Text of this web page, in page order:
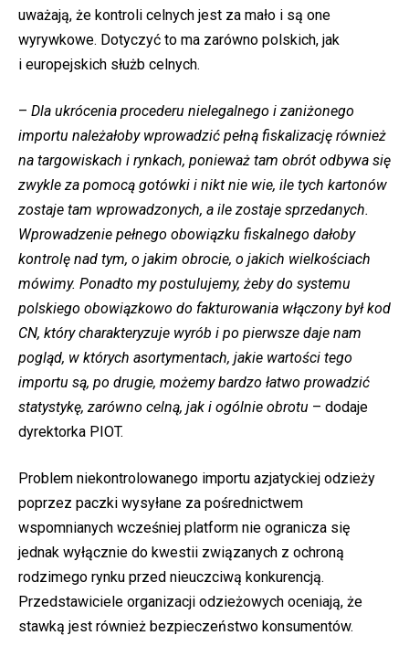
uważają, że kontroli celnych jest za mało i są one
wyrywkowe. Dotyczyć to ma zarówno polskich, jak
i europejskich służb celnych.
– Dla ukrócenia procederu nielegalnego i zaniżonego
importu należałoby wprowadzić pełną fiskalizację również
na targowiskach i rynkach, ponieważ tam obrót odbywa się
zwykle za pomocą gotówki i nikt nie wie, ile tych kartonów
zostaje tam wprowadzonych, a ile zostaje sprzedanych.
Wprowadzenie pełnego obowiązku fiskalnego dałoby
kontrolę nad tym, o jakim obrocie, o jakich wielkościach
mówimy. Ponadto my postulujemy, żeby do systemu
polskiego obowiązkowo do fakturowania włączony był kod
CN, który charakteryzuje wyrób i po pierwsze daje nam
pogląd, w których asortymentach, jakie wartości tego
importu są, po drugie, możemy bardzo łatwo prowadzić
statystykę, zarówno celną, jak i ogólnie obrotu – dodaje
dyrektorka PIOT.
Problem niekontrolowanego importu azjatyckiej odzieży
poprzez paczki wysyłane za pośrednictwem
wspomnianych wcześniej platform nie ogranicza się
jednak wyłącznie do kwestii związanych z ochroną
rodzimego rynku przed nieuczciwą konkurencją.
Przedstawiciele organizacji odzieżowych oceniają, że
stawką jest również bezpieczeństwo konsumentów.